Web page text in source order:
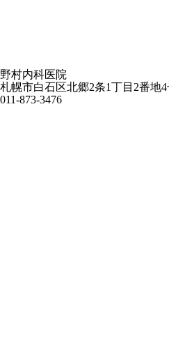
野村内科医院
札幌市白石区北郷2条1丁目2番地
011-873-3476